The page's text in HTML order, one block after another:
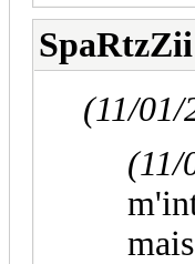
SpaRtzZii
(11/01/
(11/